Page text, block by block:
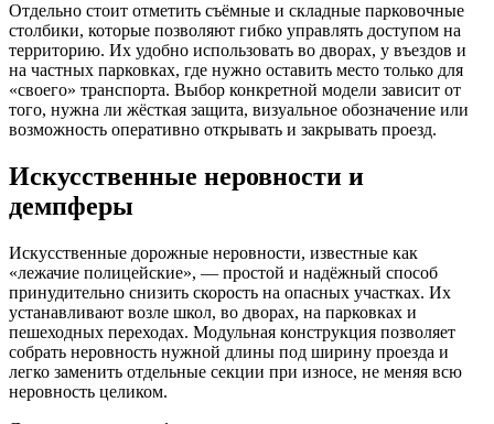
Отдельно стоит отметить съёмные и складные парковочные
столбики, которые позволяют гибко управлять доступом на
территорию. Их удобно использовать во дворах, у въездов и
на частных парковках, где нужно оставить место только для
«своего» транспорта. Выбор конкретной модели зависит от
того, нужна ли жёсткая защита, визуальное обозначение или
возможность оперативно открывать и закрывать проезд.
Искусственные неровности и
демпферы
Искусственные дорожные неровности, известные как
«лежачие полицейские», — простой и надёжный способ
принудительно снизить скорость на опасных участках. Их
устанавливают возле школ, во дворах, на парковках и
пешеходных переходах. Модульная конструкция позволяет
собрать неровность нужной длины под ширину проезда и
легко заменить отдельные секции при износе, не меняя всю
неровность целиком.